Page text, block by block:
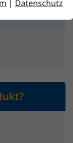
| Datenschutz